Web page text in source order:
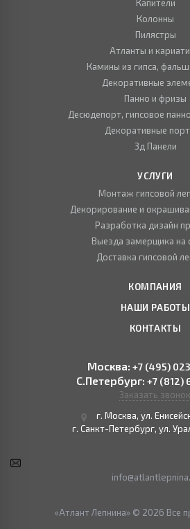
Капители
Колонны
Пилястры
Атланты и
Камины из гипса,
Декоративные
Панно и фризы
Десюдепорт, гипсовое
Декоративные
3д Панели
УСЛУГИ
Монтаж гипсовой
Декорирование и
Разработка дизайн
Выезда замерщика на
Доставка гипсовой
КОМПАНИЯ
НАШИ РАБОТЫ
КОНТАКТЫ
Москва: +7 (495)
С.Петербург: +7 (812)
Заказать звонок
г. Москва, ул.
г. Санкт-Петербург, ул.
«Атлант Лепнина» © 2026 Все